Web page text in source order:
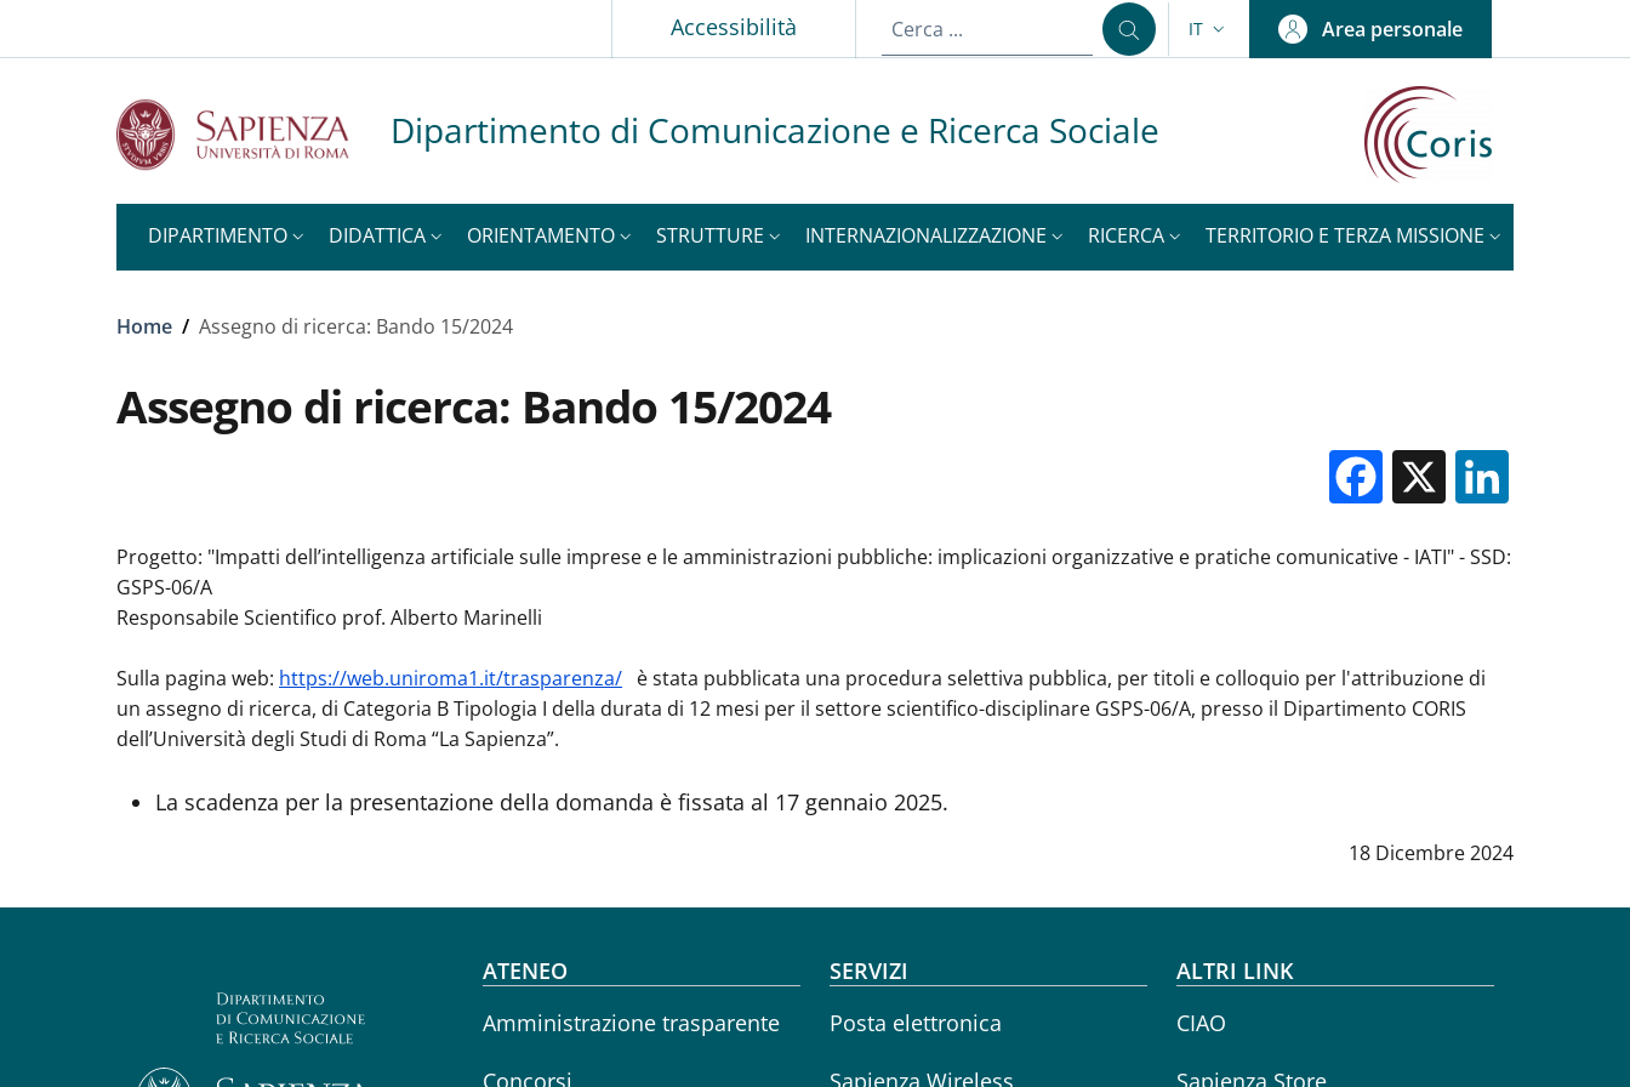
Accessibilità SELETTORE LINGUA: CURRENT LANGUAGE
IT Area personale
Dipartimento di Comunicazione e Ricerca Sociale
DIPARTIMENTO DIDATTICA ORIENTAMENTO STRUTTURE INTERNAZIONALIZZAZIONE RICERCA TERRITORIO E TERZA MISSIONE
Briciole di pane
Home / Assegno di ricerca: Bando 15/2024
Assegno di ricerca: Bando 15/2024
Facebook
X
Progetto: "Impatti dell’intelligenza artificiale sulle imprese e le amministrazioni pubbliche: implicazioni organizzative e pratiche comunicative - IATI" - SSD:
GSPS-06/A
Responsabile Scientifico prof. Alberto Marinelli
Sulla pagina web: https://web.uniroma1.it/trasparenza/ è stata pubblicata una procedura selettiva pubblica, per titoli e colloquio per l'attribuzione di
un assegno di ricerca, di Categoria B Tipologia I della durata di 12 mesi per il settore scientifico-disciplinare GSPS-06/A, presso il Dipartimento CORIS
dell’Università degli Studi di Roma “La Sapienza”.
La scadenza per la presentazione della domanda è fissata al 17 gennaio 2025.
Data notizia :
18 Dicembre 2024
Footer menu
ATENEO
Amministrazione trasparente
SERVIZI
Posta elettronica
ALTRI LINK
CIAO